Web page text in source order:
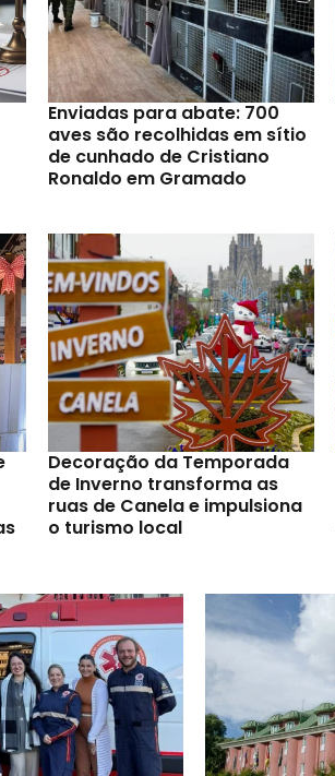
Enviadas para abate: 700
aves são recolhidas em sítio
de cunhado de Cristiano
Ronaldo em Gramado
Decoração da Temporada
de Inverno transforma as
ruas de Canela e impulsiona
o turismo local